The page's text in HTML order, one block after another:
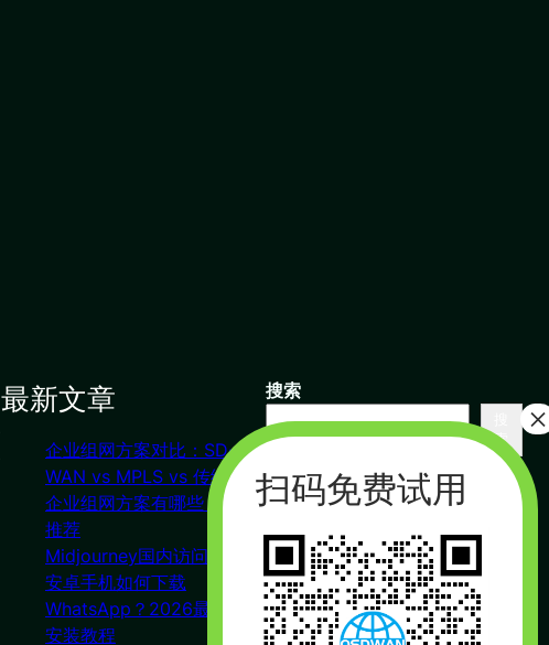
最新文章
企业组网方案对比：SD-
WAN vs MPLS vs 传统VPN
企业组网方案有哪些？对比
推荐
Midjourney国内访问教程
安卓手机如何下载
WhatsApp？2026最新下载
安装教程
搜索
索
联系我们
杭州（总部） 北京 长沙
广州
合作：17357178761（微信同
号）
周一到周五 : 9:00 – 21:00